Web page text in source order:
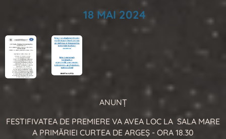
18 MAI 2024
ANUNȚ
FESTIFIVATEA DE PREMIERE VA AVEA LOC LA SALA MARE
A PRIMĂRIEI CURTEA DE ARGEȘ - ORA 18.30